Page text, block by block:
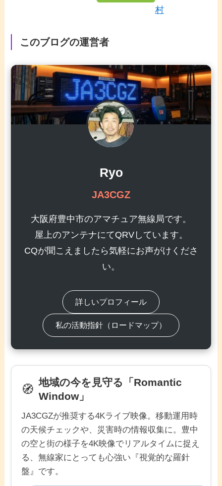
村
このブログの運営者
Ryo
JA3CGZ
大阪府豊中市のアマチュア無線局です。
屋上のアンテナにてQRVしています。
CQが聞こえましたら気軽にお声がけくださ
い。
詳しいプロフィール
私の活動指針（ロードマップ）
🧭 地域の今を見守る「Romantic
Window」
JA3CGZが推奨する4Kライブ映像。移動運用時
の天候チェックや、災害時の情報収集に。豊中
の空と街の様子を4K映像でリアルタイムに捉え
る、無線家にとっても心強い『視覚的な羅針
盤』です。